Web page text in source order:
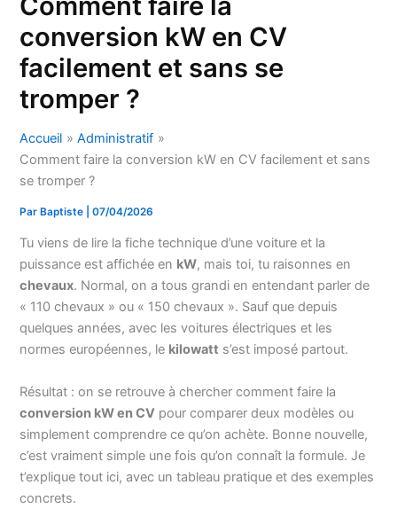
conversion kW en CV
facilement et sans se
tromper ?
Accueil
Administratif
Comment faire la conversion kW en CV facilement et sans
se tromper ?
ParBaptiste |07/04/2026
Tu viens de lire la fiche technique d’une voiture et la
puissance est affichée en kW, mais toi, tu raisonnes en
chevaux. Normal, on a tous grandi en entendant parler de
« 110 chevaux » ou « 150 chevaux ». Sauf que depuis
quelques années, avec les voitures électriques et les
normes européennes, le kilowatt s’est imposé partout.
Résultat : on se retrouve à chercher comment faire la
conversion kW en CV pour comparer deux modèles ou
simplement comprendre ce qu’on achète. Bonne nouvelle,
c’est vraiment simple une fois qu’on connaît la formule. Je
t’explique tout ici, avec un tableau pratique et des exemples
concrets.